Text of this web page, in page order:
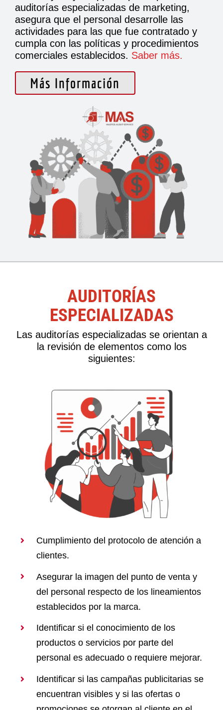
auditorías especializadas de marketing,
asegura que el personal desarrolle las
actividades para las que fue contratado y
cumpla con las políticas y procedimientos
comerciales establecidos. Saber más.
Más Información
AUDITORÍAS
ESPECIALIZADAS
Las auditorías especializadas se orientan a
la revisión de elementos como los
siguientes:
Cumplimiento del protocolo de atención a
clientes.
Asegurar la imagen del punto de venta y
del personal respecto de los lineamientos
establecidos por la marca.
Identificar si el conocimiento de los
productos o servicios por parte del
personal es adecuado o requiere mejorar.
Identificar si las campañas publicitarias se
encuentran visibles y si las ofertas o